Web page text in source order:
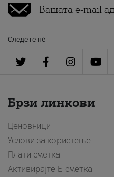
Следете нè
Брзи линкови
Ценовници
Услови за користење
Плати сметка
Активирајте Е-сметка